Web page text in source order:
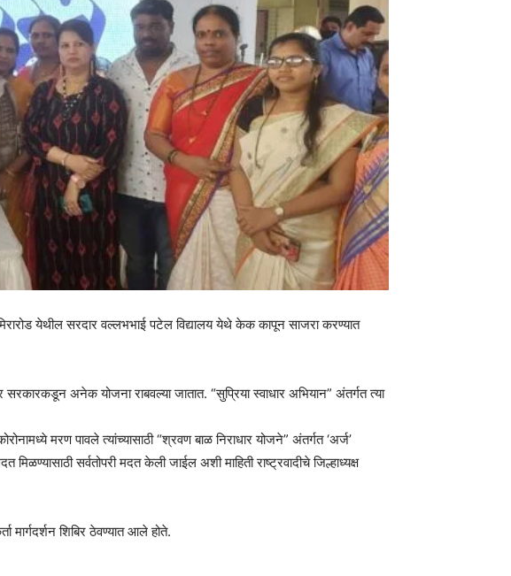
मिरारोड येथील सरदार वल्लभभाई पटेल विद्यालय येथे केक कापून साजरा करण्यात
सरकारकडून अनेक योजना राबवल्या जातात. “सुप्रिया स्वाधार अभियान” अंतर्गत त्या
मरण पावले त्यांच्यासाठी “श्रवण बाळ निराधार योजने” अंतर्गत ‘अर्ज’
सर्वतोपरी मदत केली जाईल अशी माहिती राष्ट्रवादीचे जिल्हाध्यक्ष
मार्गदर्शन शिबिर ठेवण्यात आले होते.